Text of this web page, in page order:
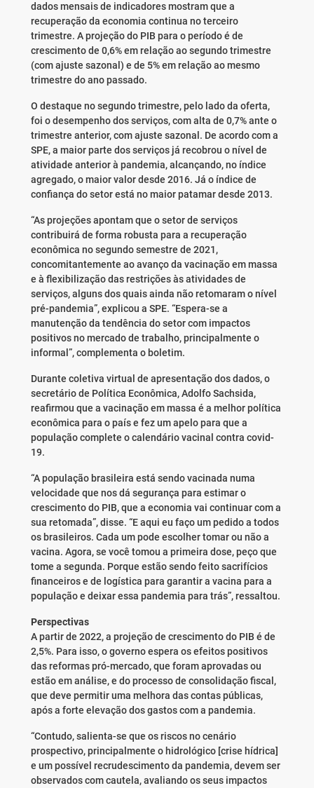
dados mensais de indicadores mostram que a
recuperação da economia continua no terceiro
trimestre. A projeção do PIB para o período é de
crescimento de 0,6% em relação ao segundo trimestre
(com ajuste sazonal) e de 5% em relação ao mesmo
trimestre do ano passado.
O destaque no segundo trimestre, pelo lado da oferta,
foi o desempenho dos serviços, com alta de 0,7% ante o
trimestre anterior, com ajuste sazonal. De acordo com a
SPE, a maior parte dos serviços já recobrou o nível de
atividade anterior à pandemia, alcançando, no índice
agregado, o maior valor desde 2016. Já o índice de
confiança do setor está no maior patamar desde 2013.
“As projeções apontam que o setor de serviços
contribuirá de forma robusta para a recuperação
econômica no segundo semestre de 2021,
concomitantemente ao avanço da vacinação em massa
e à flexibilização das restrições às atividades de
serviços, alguns dos quais ainda não retomaram o nível
pré-pandemia”, explicou a SPE. “Espera-se a
manutenção da tendência do setor com impactos
positivos no mercado de trabalho, principalmente o
informal”, complementa o boletim.
Durante coletiva virtual de apresentação dos dados, o
secretário de Política Econômica, Adolfo Sachsida,
reafirmou que a vacinação em massa é a melhor política
econômica para o país e fez um apelo para que a
população complete o calendário vacinal contra covid-
19.
“A população brasileira está sendo vacinada numa
velocidade que nos dá segurança para estimar o
crescimento do PIB, que a economia vai continuar com a
sua retomada”, disse. “E aqui eu faço um pedido a todos
os brasileiros. Cada um pode escolher tomar ou não a
vacina. Agora, se você tomou a primeira dose, peço que
tome a segunda. Porque estão sendo feito sacrifícios
financeiros e de logística para garantir a vacina para a
população e deixar essa pandemia para trás”, ressaltou.
Perspectivas
A partir de 2022, a projeção de crescimento do PIB é de
2,5%. Para isso, o governo espera os efeitos positivos
das reformas pró-mercado, que foram aprovadas ou
estão em análise, e do processo de consolidação fiscal,
que deve permitir uma melhora das contas públicas,
após a forte elevação dos gastos com a pandemia.
“Contudo, salienta-se que os riscos no cenário
prospectivo, principalmente o hidrológico [crise hídrica]
e um possível recrudescimento da pandemia, devem ser
observados com cautela, avaliando os seus impactos